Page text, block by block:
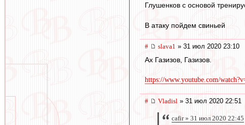
Глушенков с основой
В атаку пойдем свиньей
# slava1 » 31 июл 2020 23:10
Ах Газизов, Газизов.
https://www.youtube.com/
# Vladisl » 31 июл 2020 22:51
cafir » 31 июл 2020 22:45